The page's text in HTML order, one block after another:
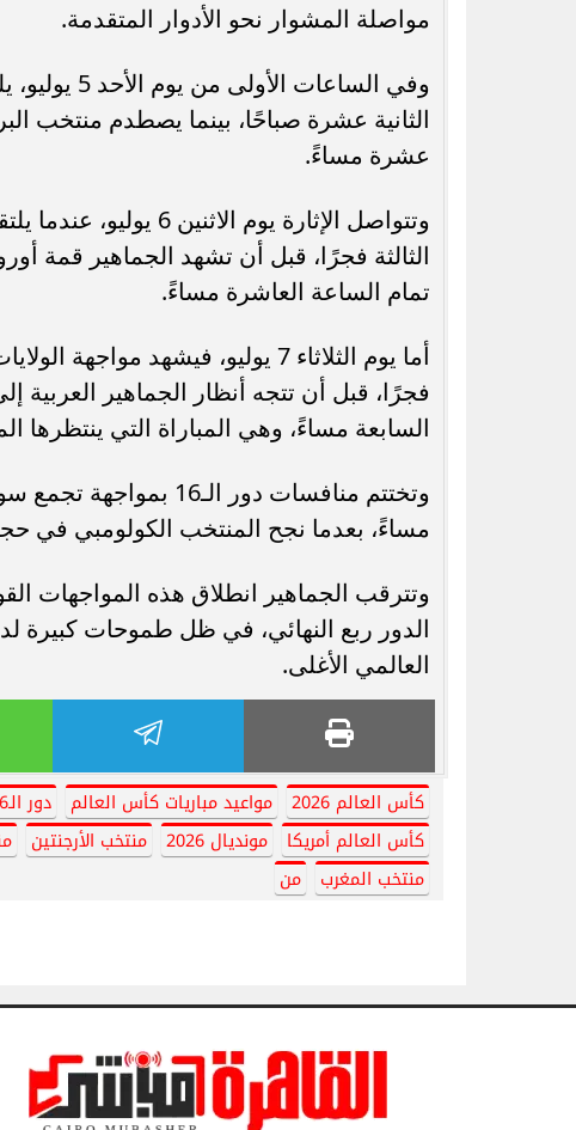
مواصلة المشوار نحو الأدوار المتقدمة.
وفي
الثانية عشرة صباحًا، بينما يصطدم منتخب
عشرة مساءً.
وتتواصل الإثارة يوم
الثالثة فجرًا، قبل أن تشهد الجماهير قمة
تمام الساعة العاشرة مساءً.
أما يوم الثلاثاء 7 يوليو، فيشهد
فجرًا، قبل أن تتجه أنظار الجماهير
السابعة مساءً، وهي المباراة التي ينتظرها
وتختتم منافسات دور
مساءً، بعدما نجح المنتخب الكولومبي في
وتترقب الجماهير انطلاق هذه المواجهات
الدور ربع النهائي، في ظل طموحات كبيرة
العالمي الأغلى.
كأس العالم 2026 مواعيد مباريات كأس العالم دور الـ16 كأس العالم
كأس العالم أمريكا
مونديال 2026 منتخب الأرجنتين
منتخب المغرب
من